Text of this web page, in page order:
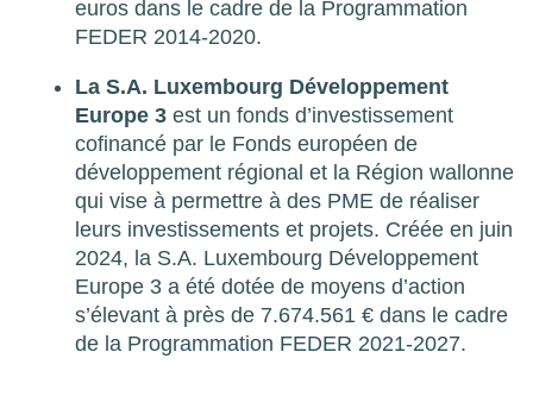
euros dans le cadre de la Programmation
FEDER 2014-2020.
La S.A. Luxembourg Développement
Europe 3 est un fonds d’investissement
cofinancé par le Fonds européen de
développement régional et la Région wallonne
qui vise à permettre à des PME de réaliser
leurs investissements et projets. Créée en juin
2024, la S.A. Luxembourg Développement
Europe 3 a été dotée de moyens d’action
s’élevant à près de 7.674.561 € dans le cadre
de la Programmation FEDER 2021-2027.